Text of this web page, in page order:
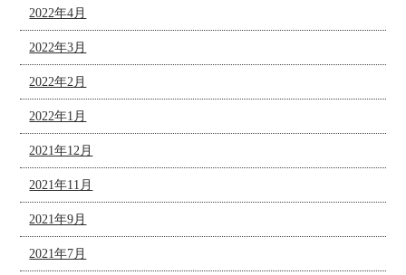
2022年4月
2022年3月
2022年2月
2022年1月
2021年12月
2021年11月
2021年9月
2021年7月